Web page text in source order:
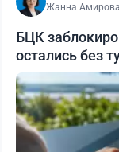
Жанна Амирова
БЦК
остались без